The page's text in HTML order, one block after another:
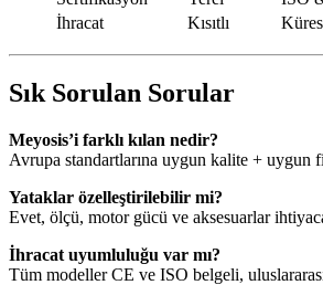
İhracat
Kısıtlı
Sık Sorulan Sorular
Meyosis’i farklı kılan nedir?
Avrupa standartlarına uygun kalite + uygun
Yataklar özelleştirilebilir mi?
Evet, ölçü, motor gücü ve aksesuarlar
İhracat uyumluluğu var mı?
Tüm modeller CE ve ISO belgeli,